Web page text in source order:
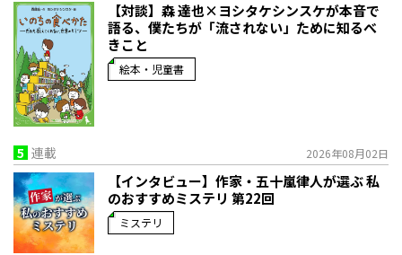
【対談】森 達也×ヨシタケシンスケが本音で
語る、僕たちが「流されない」ために知るべ
きこと
絵本・児童書
5 連載 2026年08月02日
【インタビュー】作家・五十嵐律人が選ぶ 私
のおすすめミステリ 第22回
ミステリ